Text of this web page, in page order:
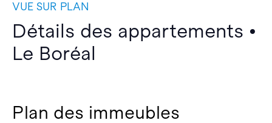
VUE SUR PLAN
Détails des appartements •
Le Boréal
Plan des immeubles